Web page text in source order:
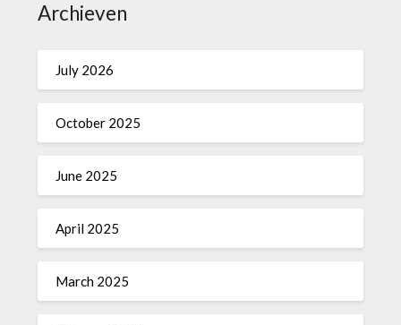
Archieven
July 2026
October 2025
June 2025
April 2025
March 2025